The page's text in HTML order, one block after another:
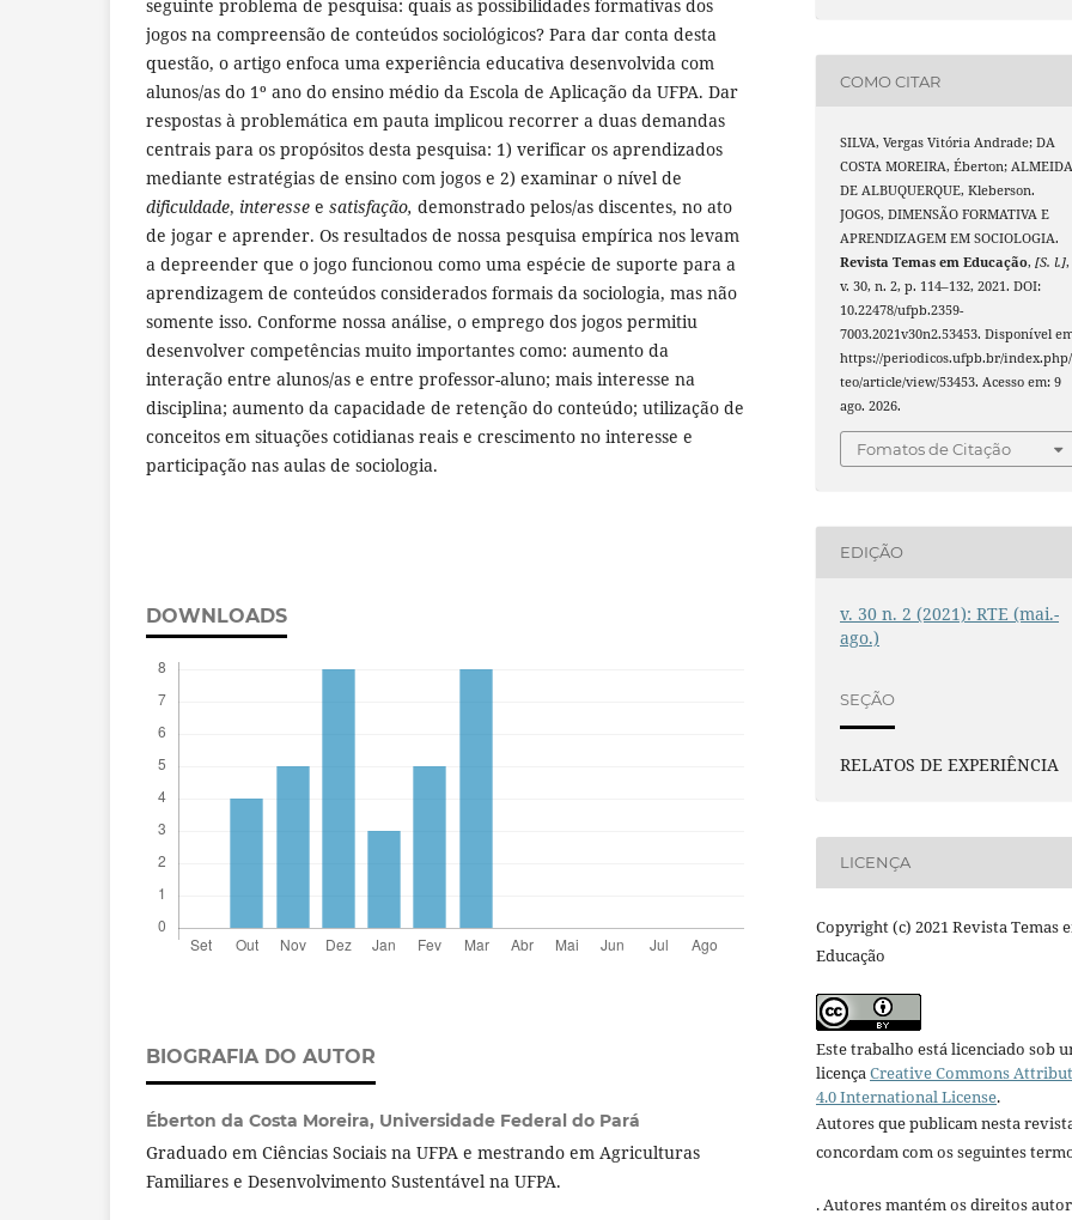
seguinte problema de pesquisa: quais as possibilidades formativas dos
jogos na compreensão de conteúdos sociológicos? Para dar conta desta
questão, o artigo enfoca uma experiência educativa desenvolvida com
alunos/as do 1º ano do ensino médio da Escola de Aplicação da UFPA. Dar
respostas à problemática em pauta implicou recorrer a duas demandas
centrais para os propósitos desta pesquisa: 1) verificar os aprendizados
mediante estratégias de ensino com jogos e 2) examinar o nível de
dificuldade, interesse e satisfação, demonstrado pelos/as discentes, no ato
de jogar e aprender. Os resultados de nossa pesquisa empírica nos levam
a depreender que o jogo funcionou como uma espécie de suporte para a
aprendizagem de conteúdos considerados formais da sociologia, mas não
somente isso. Conforme nossa análise, o emprego dos jogos permitiu
desenvolver competências muito importantes como: aumento da
interação entre alunos/as e entre professor-aluno; mais interesse na
disciplina; aumento da capacidade de retenção do conteúdo; utilização de
conceitos em situações cotidianas reais e crescimento no interesse e
participação nas aulas de sociologia.
DOWNLOADS
BIOGRAFIA DO AUTOR
Éberton da Costa Moreira, Universidade Federal do Pará
Graduado em Ciências Sociais na UFPA e mestrando em Agriculturas
Familiares e Desenvolvimento Sustentável na UFPA.
COMO CITAR
SILVA, Vergas Vitória Andrade; DA
COSTA MOREIRA, Éberton;
DE ALBUQUERQUE, Kleberson.
JOGOS, DIMENSÃO FORMATIVA E
APRENDIZAGEM EM SOCIOLOGIA.
Revista Temas em Educação,[S. l.],
v. 30, n. 2, p. 114–132, 2021. DOI:
10.22478/ufpb.2359-
7003.2021v30n2.53453. Disponível
https://periodicos.ufpb.br/
teo/article/view/53453. Acesso em: 9
ago. 2026.
Fomatos de Citação
EDIÇÃO
v. 30 n. 2 (2021): RTE (mai.-
ago.)
SEÇÃO
RELATOS DE EXPERIÊNCIA
LICENÇA
Copyright (c) 2021 Revista Temas
Educação
Este trabalho está licenciado sob
licençaCreative Commons
4.0 International License.
Autores que publicam nesta
concordam com os seguintes
. Autores mantém os direitos